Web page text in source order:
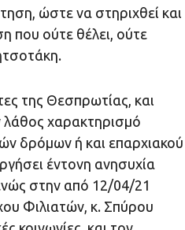
ώστε να στηριχθεί και
που ούτε θέλει, ούτε
της Θεσπρωτίας, και
λάθος χαρακτηρισμό
δρόμων ή και επαρχιακού
έντονη ανησυχία
στην από 12/04/21
Φιλιατών, κ. Σπύρου